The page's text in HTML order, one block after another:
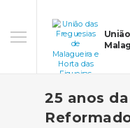
25 anos